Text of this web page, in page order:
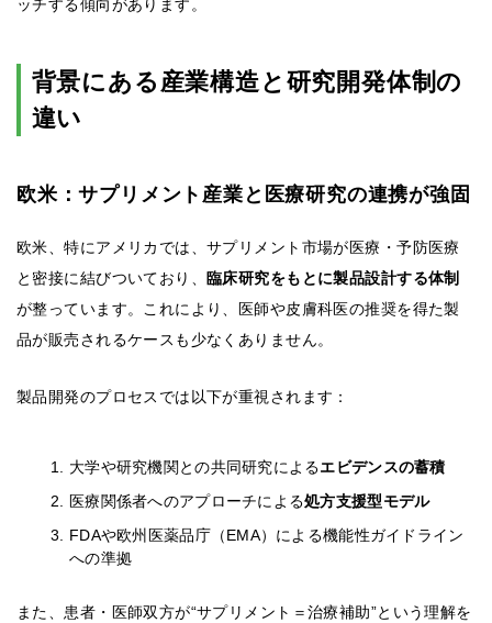
ッチする傾向があります。
背景にある産業構造と研究開発体制の
違い
欧米：サプリメント産業と医療研究の連携が強固
欧米、特にアメリカでは、サプリメント市場が医療・予防医療
と密接に結びついており、 臨床研究をもとに製品設計する体制
が整っています。これにより、医師や皮膚科医の推奨を得た製
品が販売されるケースも少なくありません。
製品開発のプロセスでは以下が重視されます：
大学や研究機関との共同研究によるエビデンスの蓄積
医療関係者へのアプローチによる処方支援型モデル
FDAや欧州医薬品庁（EMA）による機能性ガイドライン
への準拠
また、患者・医師双方が“サプリメント＝治療補助”という理解を